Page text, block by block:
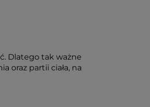
Dlatego tak ważne
oraz partii ciała, na